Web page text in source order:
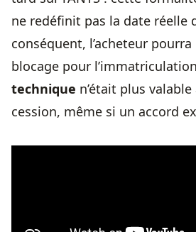
ne redéfinit pas la date réelle
conséquent, l’acheteur
blocage pour
technique n’était plus
cession, même si un accord